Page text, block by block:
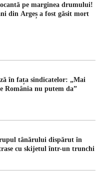
pe marginea drumului!
din Argeș a fost găsit mort
în fața sindicatelor: „Mai
România nu putem da”
tânărului dispărut în
cu skijetul într-un trunchi